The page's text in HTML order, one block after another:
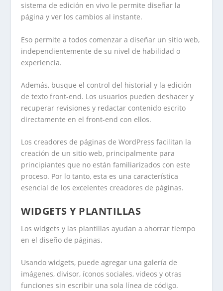
sistema de edición en vivo le permite diseñar la
página y ver los cambios al instante.
Eso permite a todos comenzar a diseñar un sitio web,
independientemente de su nivel de habilidad o
experiencia.
Además, busque el control del historial y la edición
de texto front-end. Los usuarios pueden deshacer y
recuperar revisiones y redactar contenido escrito
directamente en el front-end con ellos.
Los creadores de páginas de WordPress facilitan la
creación de un sitio web, principalmente para
principiantes que no están familiarizados con este
proceso. Por lo tanto, esta es una característica
esencial de los excelentes creadores de páginas.
WIDGETS Y PLANTILLAS
Los widgets y las plantillas ayudan a ahorrar tiempo
en el diseño de páginas.
Usando widgets, puede agregar una galería de
imágenes, divisor, íconos sociales, videos y otras
funciones sin escribir una sola línea de código.